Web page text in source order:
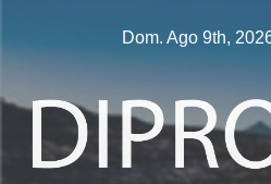
Dom. Ago 9th,